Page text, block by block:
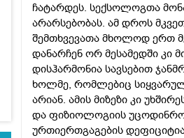
ჩატარდეს. სექსოლოგთა
არარსებობას. ამ დროს
შემთხვევათა მხოლოდ ერთ
დანარჩენ ორ მესამედში კი
დისჰარმონია სავსებით
ხოლმე, რომლებიც
არიან. ამის მიზეზი კი
და ფიზიოლოგიის
ურთიერთგაგების